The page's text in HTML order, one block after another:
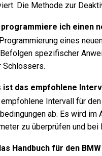
Die Methode zur
programmiere ich einen
eines
spezifischer
Schlossers.
ist das empfohlene
Intervall für
ab. Es wird
zu überprüfen und bei
Handbuch für den